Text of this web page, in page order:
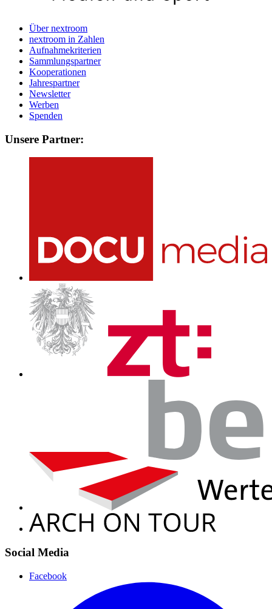
Über nextroom
nextroom in Zahlen
Aufnahmekriterien
Sammlungspartner
Kooperationen
Jahrespartner
Newsletter
Werben
Spenden
Unsere Partner:
Social Media
Facebook